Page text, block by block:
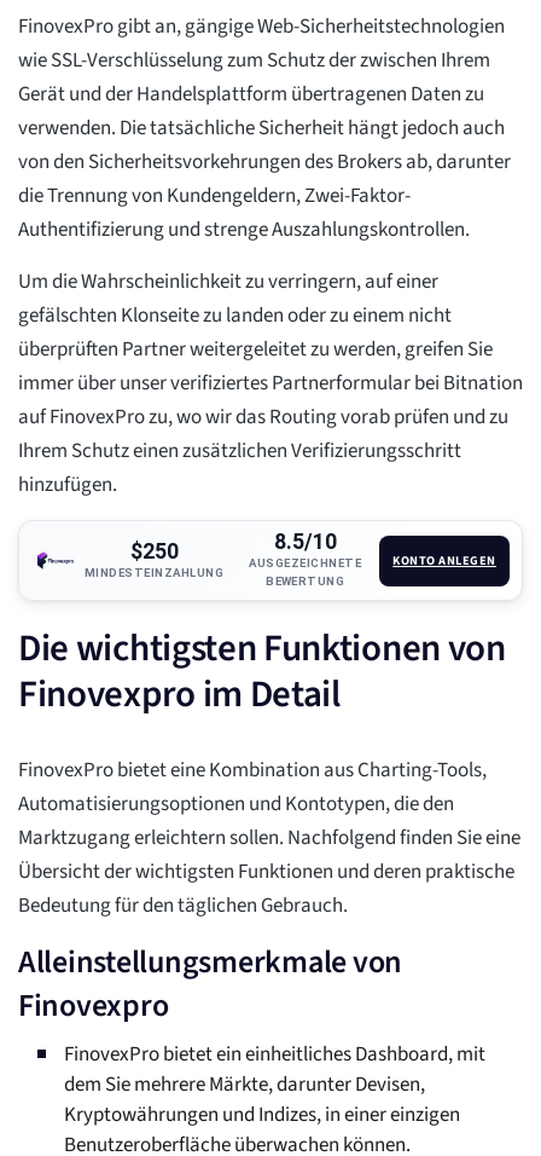
FinovexPro gibt an, gängige Web-Sicherheitstechnologien
wie SSL-Verschlüsselung zum Schutz der zwischen Ihrem
Gerät und der Handelsplattform übertragenen Daten zu
verwenden. Die tatsächliche Sicherheit hängt jedoch auch
von den Sicherheitsvorkehrungen des Brokers ab, darunter
die Trennung von Kundengeldern, Zwei-Faktor-
Authentifizierung und strenge Auszahlungskontrollen.
Um die Wahrscheinlichkeit zu verringern, auf einer
gefälschten Klonseite zu landen oder zu einem nicht
überprüften Partner weitergeleitet zu werden, greifen Sie
immer über unser verifiziertes Partnerformular bei Bitnation
auf FinovexPro zu, wo wir das Routing vorab prüfen und zu
Ihrem Schutz einen zusätzlichen Verifizierungsschritt
hinzufügen.
$250
MINDESTEINZAHLUNG
8.5/10
AUSGEZEICHNETE
BEWERTUNG
KONTO ANLEGEN
Die wichtigsten Funktionen von
Finovexpro im Detail
FinovexPro bietet eine Kombination aus Charting-Tools,
Automatisierungsoptionen und Kontotypen, die den
Marktzugang erleichtern sollen. Nachfolgend finden Sie eine
Übersicht der wichtigsten Funktionen und deren praktische
Bedeutung für den täglichen Gebrauch.
Alleinstellungsmerkmale von
Finovexpro
FinovexPro bietet ein einheitliches Dashboard, mit
dem Sie mehrere Märkte, darunter Devisen,
Kryptowährungen und Indizes, in einer einzigen
Benutzeroberfläche überwachen können.